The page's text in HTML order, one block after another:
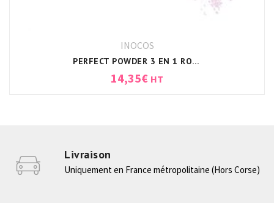
INOCOS
PERFECT POWDER 3 EN 1 ROSE LAITEUX INOCOS
14,35€ HT
Livraison
Uniquement en France métropolitaine (Hors Corse)